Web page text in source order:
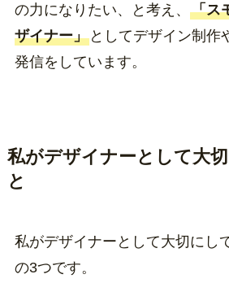
の力になりたい、と考え、 「ス
ザイナー」としてデザイン制作
発信をしています。
私がデザイナーとして大
と
私がデザイナーとして大切にし
の3つです。